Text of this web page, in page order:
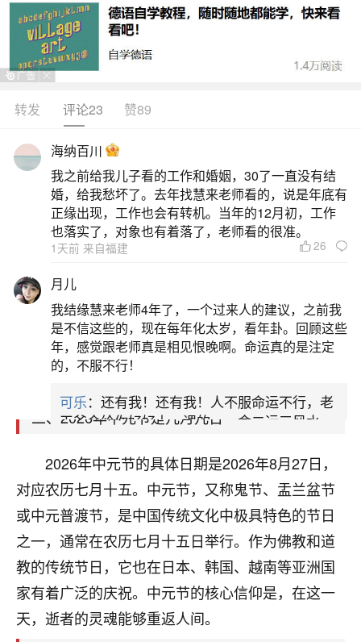
生活中像2026年几月几号鬼节？都是很常见的
问题，但是小问题不注意可能会引起大麻烦，下面
就这个问题给大家做一些解读：
一、2026年哪面不能动土
2026年需避开的动土禁忌日期及相关注意事项
已明确，主要包括特定凶日、节气关联日及月份禁
忌，具体如下：一、核心禁忌日期（按类别）1.传
统凶日•四月初五（公历5月11日）：岁破日，诸事
不宜动土；•七月十五中元节（公历8月27日）：传
统鬼节，忌动土；•冬至后第三天（公历12月24日）
二、2026年中元节是几月几日
2026年中元节的具体日期是2026年8月27日，
对应农历七月十五。中元节，又称鬼节、盂兰盆节
或中元普渡节，是中国传统文化中极具特色的节日
之一，通常在农历七月十五日举行。作为佛教和道
教的传统节日，它也在日本、韩国、越南等亚洲国
家有着广泛的庆祝。中元节的核心信仰是，在这一
天，逝者的灵魂能够重返人间。
转发 评论23 赞89
海纳百川
我之前给我儿子看的工作和婚姻，30了一直没有结
婚，给我愁坏了。去年找慧来老师看的，说是年底有
正缘出现，工作也会有转机。当年的12月初，工作
也落实了，对象也有着落了，老师看的很准。
1天前 来自福建 26
月儿
我结缘慧来老师4年了，一个过来人的建议，之前我
是不信这些的，现在每年化太岁，看年卦。回顾这些
年，感觉跟老师真是相见恨晚啊。命运真的是注定
的，不服不行！
可乐：还有我！还有我！人不服命运不行，老
天爷会给你好好上一课的。一命二运三风水，
平安是福：我也是每年找老师化太岁，看年
卦，认识老师3年了，都是缘分啊！
17分钟前 来自湖北 19
心若莲花
我是做餐饮的，这两年，生意屡屡受挫，店开一家关
一家，要么生意不好，生意好的就出事。前些年攒的
家底快败光了，真是倒霉！我也想找人看看到底怎么
回事？